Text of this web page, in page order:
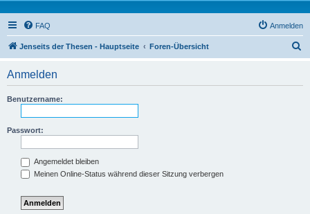
FAQ Anmelden
Jenseits der Thesen - Hauptseite Foren-Übersicht
Anmelden
Benutzername:
Passwort:
Angemeldet bleiben
Meinen Online-Status während dieser Sitzung verbergen